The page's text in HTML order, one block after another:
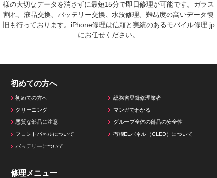
様の大切なデータを消さずに最短15分で即日修理が可能です。ガラス
割れ、液晶交換、バッテリー交換、水没修理、難易度の高いデータ復
旧も行っております。iPhone修理は信頼と実績のあるモバイル修理.jp
にお任せください。
初めての方へ
初めての方へ 総務省登録修理業者
クリーニング マンガでわかる
悪質な部品に注意 グループ全体の部品の安全性
フロントパネルについて 有機ELパネル（OLED）について
バッテリーについて
修理メニュー